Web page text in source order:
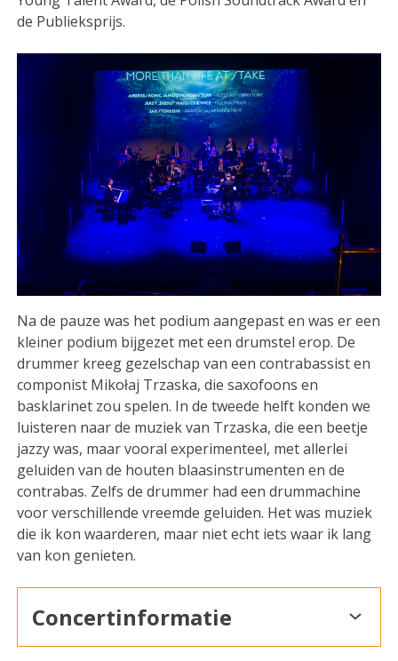
de Publieksprijs.
Na de pauze was het podium aangepast en was er een
kleiner podium bijgezet met een drumstel erop. De
drummer kreeg gezelschap van een contrabassist en
componist Mikołaj Trzaska, die saxofoons en
basklarinet zou spelen. In de tweede helft konden we
luisteren naar de muziek van Trzaska, die een beetje
jazzy was, maar vooral experimenteel, met allerlei
geluiden van de houten blaasinstrumenten en de
contrabas. Zelfs de drummer had een drummachine
voor verschillende vreemde geluiden. Het was muziek
die ik kon waarderen, maar niet echt iets waar ik lang
van kon genieten.
Concertinformatie